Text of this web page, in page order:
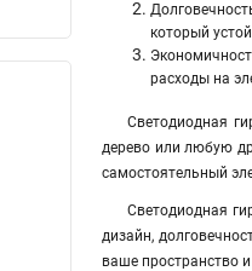
который
расходы на
Светодиодная
дерево или любую
самостоятельный
Светодиодная
дизайн,
ваше пространство